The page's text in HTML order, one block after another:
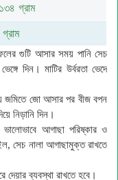
গ্রাম
গুটি আসার সময় পানি সেচ
দিন। মাটির উর্বরতা ভেদে
জমিতে জো আসার পর বীজ বপন
নিড়ানি দিন।
আগাছা পরিষ্কার ও
সেচ নালা আগাছামুক্ত রাখতে
দেয়ার ব্যবস্থা রাখতে হবে।